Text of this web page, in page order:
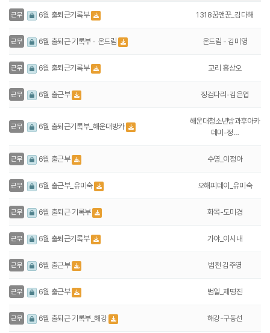
근무 6월 출퇴근기록부 1318꿈앤꾼_김다해
근무 6월 출퇴근 기록부 - 온드림 온드림 - 김미영
근무 6월 출퇴근기록부 교리 홍상오
근무 6월 출근부 징검다리-김은엽
근무 6월 출퇴근기록부_해운대방카
해운대청소년방과후아카
데미-정…
근무 6월 출근부 수영_이정아
근무 6월 출근부_유미숙 오해피데이_유미숙
근무 6월 출퇴근 기록부 화목-도미경
근무 6월 출퇴근기록부 가야_이시내
근무 6월 출근부 범천 김주영
근무 6월 출근부 범일_제명진
근무 6월 출퇴근 기록부_해강 해강-구동선